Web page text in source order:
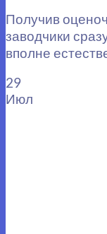
Получив
заводчики
вполне
29
Июл